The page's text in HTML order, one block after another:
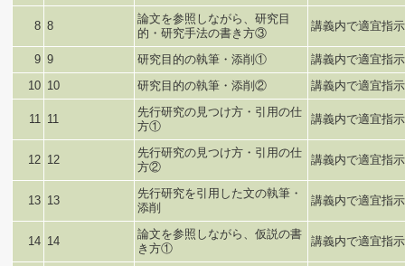
8 8
論文を参照しながら、研究目
的・研究手法の書き方③
講義内で適宜指
9 9 研究目的の執筆・添削①
講義内で適宜指
10 10 研究目的の執筆・添削② 講義内で適宜指
11 11
先行研究の見つけ方・引用の仕
方①
講義内で適宜指
12 12
先行研究の見つけ方・引用の仕
方②
講義内で適宜指
13 13
先行研究を引用した文の執筆・
添削
講義内で適宜指
14 14
論文を参照しながら、仮説の書
き方①
講義内で適宜指